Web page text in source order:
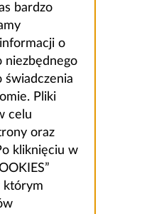
bardzo
o
niezbędnego
świadczenia
Pliki
celu
oraz
kliknięciu w
którym